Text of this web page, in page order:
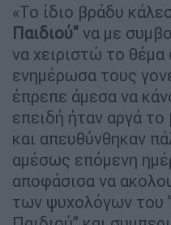
«Το ίδιο βράδυ
Παιδιού" να με
να χειριστώ το
ενημέρωσα τους
έπρεπε άμεσα να
επειδή ήταν αργά
και απευθύνθηκαν
αμέσως επόμενη
αποφάσισα να
των ψυχολόγων του